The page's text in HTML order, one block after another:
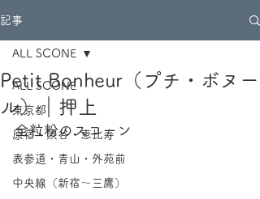
記事
ALL SCONE
東京都
原宿・渋谷・恵比寿
表参道・青山・外苑前
中央線（新宿～三鷹）
ALL SCONE
Petit Bonheur（プチ・ボヌー
ル）｜押上
全粒粉のスコーン